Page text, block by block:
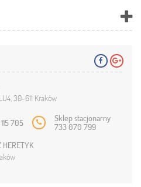
30-611 Kraków
705 Sklep stacjonarny
733 070 799
HERETYK